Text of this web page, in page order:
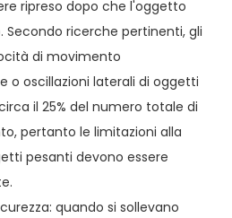
ripreso dopo che l'oggetto
Secondo ricerche pertinenti, gli
di movimento
o oscillazioni laterali di oggetti
il 25% del numero totale di
pertanto le limitazioni alla
pesanti devono essere
quando si sollevano